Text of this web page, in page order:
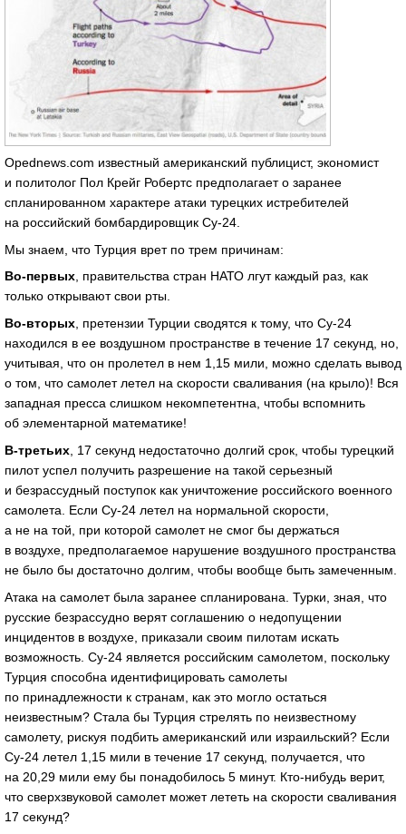
Opednews.com известный американский публицист, экономист
и политолог Пол Крейг Робертс предполагает о заранее
спланированном характере атаки турецких истребителей
на российский бомбардировщик Су-24.
Мы знаем, что Турция врет по трем причинам:
Во-первых, правительства стран НАТО лгут каждый раз, как
только открывают свои рты.
Во-вторых , претензии Турции сводятся к тому, что Су-24
находился в ее воздушном пространстве в течение 17 секунд, но,
учитывая, что он пролетел в нем 1,15 мили, можно сделать вывод
о том, что самолет летел на скорости сваливания (на крыло)! Вся
западная пресса слишком некомпетентна, чтобы вспомнить
об элементарной математике!
В-третьих , 17 секунд недостаточно долгий срок, чтобы турецкий
пилот успел получить разрешение на такой серьезный
и безрассудный поступок как уничтожение российского военного
самолета. Если Су-24 летел на нормальной скорости,
а не на той, при которой самолет не смог бы держаться
в воздухе, предполагаемое нарушение воздушного пространства
не было бы достаточно долгим, чтобы вообще быть замеченным.
Атака на самолет была заранее спланирована. Турки, зная, что
русские безрассудно верят соглашению о недопущении
инцидентов в воздухе, приказали своим пилотам искать
возможность. Су-24 является российским самолетом, поскольку
Турция способна идентифицировать самолеты
по принадлежности к странам, как это могло остаться
неизвестным? Стала бы Турция стрелять по неизвестному
самолету, рискуя подбить американский или израильский? Если
Су-24 летел 1,15 мили в течение 17 секунд, получается, что
на 20,29 мили ему бы понадобилось 5 минут. Кто-нибудь верит,
что сверхзвуковой самолет может лететь на скорости сваливания
17 секунд?